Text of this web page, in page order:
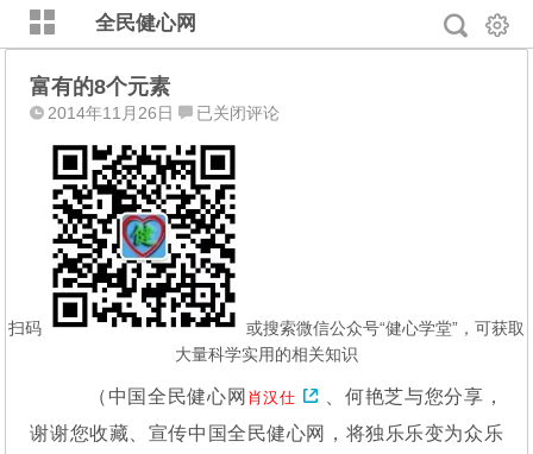
全民健心网
富有的8个元素
2014年11月26日
富
的
8
个
元
素
已关闭评论
扫码
或搜索微信公众号“健心学堂”，可获取
大量科学实用的相关知识
（中国全民健心网 肖汉仕
、何艳芝与您分享，
谢谢您收藏、宣传中国全民健心网，将独乐乐变为众乐